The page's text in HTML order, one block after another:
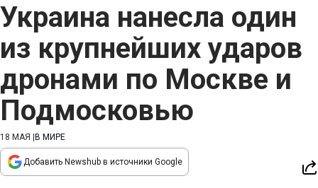
Украина нанесла один
из крупнейших ударов
дронами по Москве и
Подмосковью
18 МАЯ В МИРЕ
Добавить Newshub в источники Google